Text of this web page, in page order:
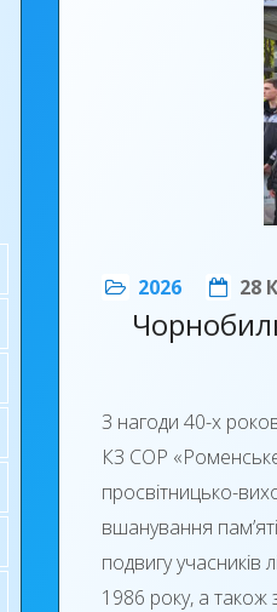
Під час заходу
кондиціонування,
товарів провідних
2026 28
З нагоди 40-х
КЗ СОР
просвітницько-
вшанування
подвигу учасників
1986 року, а також